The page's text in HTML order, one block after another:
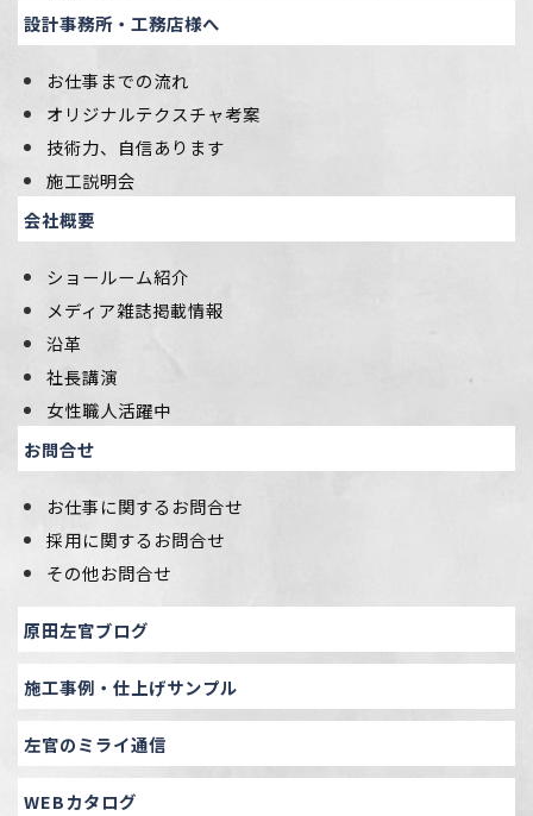
設計事務所・工務店様へ
お仕事までの流れ
オリジナルテクスチャ考案
技術力、自信あります
施工説明会
会社概要
ショールーム紹介
メディア雑誌掲載情報
沿革
社長講演
女性職人活躍中
お問合せ
お仕事に関するお問合せ
採用に関するお問合せ
その他お問合せ
原田左官ブログ
施工事例・仕上げサンプル
左官のミライ通信
WEBカタログ